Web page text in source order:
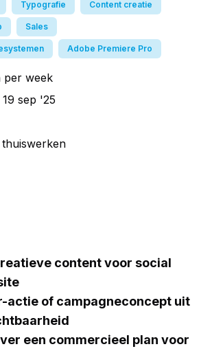
Typografie Content creatie
Sales
Adobe Premiere Pro
per week
19 sep '25
thuiswerken
content voor social
actie of campagneconcept uit
een commercieel plan voor